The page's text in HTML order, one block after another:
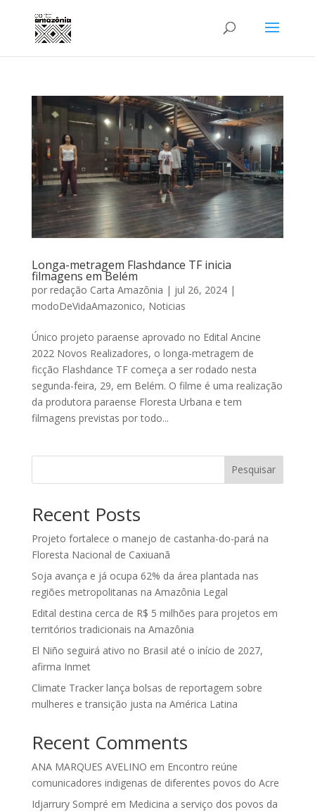
Longa-metragem Flashdance TF inicia
filmagens em Belém
por redação Carta Amazônia | jul 26, 2024|
modoDeVidaAmazonico, Noticias
Único projeto paraense aprovado no Edital Ancine
2022 Novos Realizadores, o longa-metragem de
ficção Flashdance TF começa a ser rodado nesta
segunda-feira, 29, em Belém. O filme é uma realização
da produtora paraense Floresta Urbana e tem
filmagens previstas por todo...
Pesquisar
Recent Posts
Projeto fortalece o manejo de castanha-do-pará na
Floresta Nacional de Caxiuanã
Soja avança e já ocupa 62% da área plantada nas
regiões metropolitanas na Amazônia Legal
Edital destina cerca de R$ 5 milhões para projetos em
territórios tradicionais na Amazônia
El Niño seguirá ativo no Brasil até o início de 2027,
afirma Inmet
Climate Tracker lança bolsas de reportagem sobre
mulheres e transição justa na América Latina
Recent Comments
ANA MARQUES AVELINO em Encontro reúne
comunicadores indigenas de diferentes povos do Acre
Idjarrury Sompré em Medicina a serviço dos povos da